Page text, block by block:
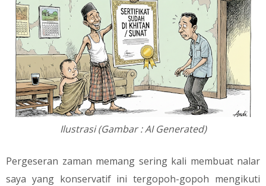
Ilustrasi (Gambar : AI Generated)
​Pergeseran zaman memang sering kali membuat nalar
saya yang konservatif ini tergopoh-gopoh mengikuti